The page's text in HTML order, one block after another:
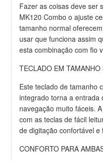
Fazer as coisas deve ser
MK120 Combo o ajuste
tamanho normal
usar que funciona assim
esta combinação com fio
TECLADO EM TAMANHO
Este teclado de tamanho
integrado torna a entrada
navegação muito fáceis.
com as teclas de fácil
de digitação confortável e
CONFORTO PARA